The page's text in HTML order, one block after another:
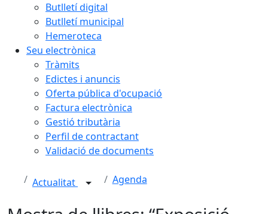
Butlletí digital
Butlletí municipal
Hemeroteca
Seu electrònica
Tràmits
Edictes i anuncis
Oferta pública d'ocupació
Factura electrònica
Gestió tributària
Perfil de contractant
Validació de documents
Actualitat Agenda